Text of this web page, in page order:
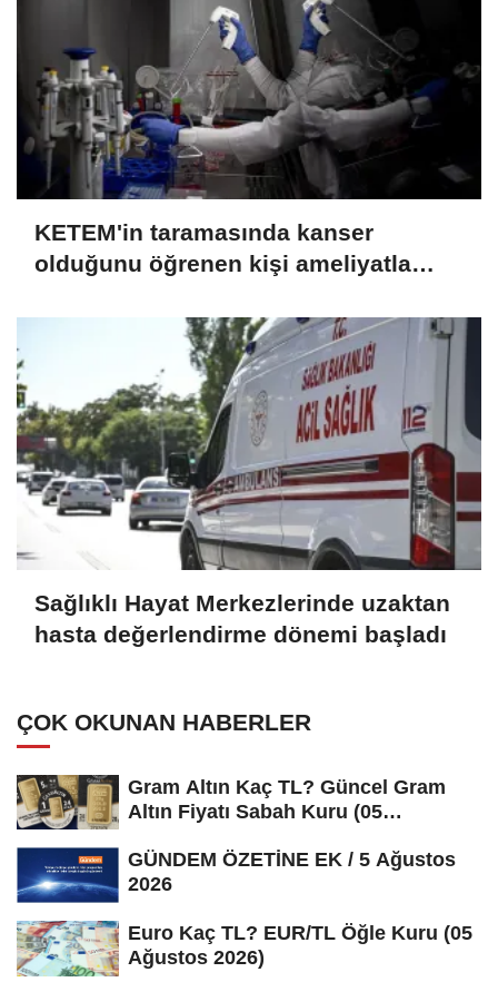
KETEM'in taramasında kanser
olduğunu öğrenen kişi ameliyatla
Sağlıklı Hayat Merkezlerinde uzaktan
hasta değerlendirme dönemi başladı
ÇOK OKUNAN HABERLER
Gram Altın Kaç TL? Güncel Gram
Altın Fiyatı Sabah Kuru (05
GÜNDEM ÖZETİNE EK / 5 Ağustos
2026
Euro Kaç TL? EUR/TL Öğle Kuru (05
Ağustos 2026)